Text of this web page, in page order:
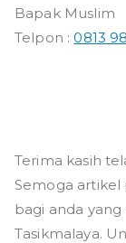
Bapak Muslim
Telpon :0813
Terima kasih
Semoga artikel
bagi anda
Tasikmalaya.